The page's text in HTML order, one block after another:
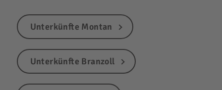
Unterkünfte Montan
Unterkünfte Branzoll